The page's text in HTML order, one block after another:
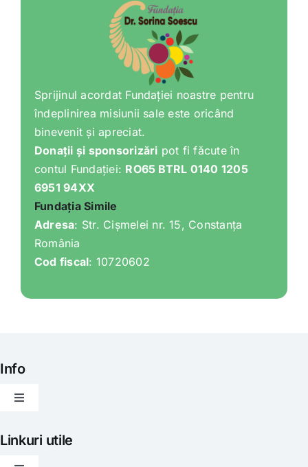
Sprijinul acordat Fundației noastre pentru
îndeplinirea misiunii sale este oricând
binevenit și apreciat.
Donații și sponsorizări pot fi făcute în
contul Fundației: RO65 BTRL 0140 1205
6951 94XX
Fundația Simile
Adresa: Str. Cișmelei nr. 15, Constanța
România
Cod fiscal: 10720602
Info
Toggle
Articole
Linkuri utile